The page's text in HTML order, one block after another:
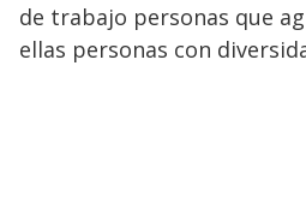
de trabajo personas que
ellas personas con